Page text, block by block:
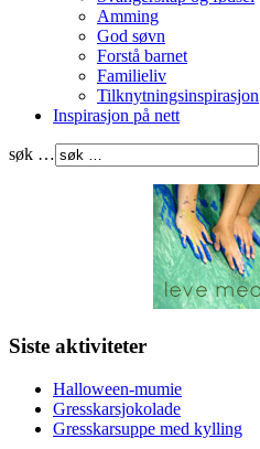
Amming
God søvn
Forstå barnet
Familieliv
Tilknytningsinspirasjon
Inspirasjon på nett
søk …
Siste aktiviteter
Halloween-mumie
Gresskarsjokolade
Gresskarsuppe med kylling